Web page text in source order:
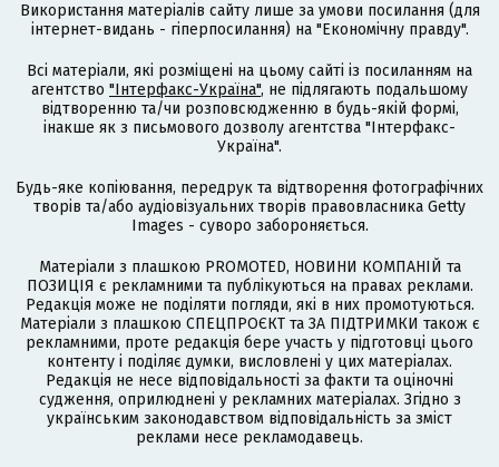
Використання матеріалів сайту лише за умови посилання (для
інтернет-видань - гіперпосилання) на "Економічну правду".
Всі матеріали, які розміщені на цьому сайті із посиланням на
агентство "Інтерфакс-Україна", не підлягають подальшому
відтворенню та/чи розповсюдженню в будь-якій формі,
інакше як з письмового дозволу агентства "Інтерфакс-
Україна".
Будь-яке копіювання, передрук та відтворення фотографічних
творів та/або аудіовізуальних творів правовласника Getty
Images - суворо забороняється.
Матеріали з плашкою PROMOTED, НОВИНИ КОМПАНІЙ та
ПОЗИЦІЯ є рекламними та публікуються на правах реклами.
Редакція може не поділяти погляди, які в них промотуються.
Матеріали з плашкою СПЕЦПРОЄКТ та ЗА ПІДТРИМКИ також є
рекламними, проте редакція бере участь у підготовці цього
контенту і поділяє думки, висловлені у цих матеріалах.
Редакція не несе відповідальності за факти та оціночні
судження, оприлюднені у рекламних матеріалах. Згідно з
українським законодавством відповідальність за зміст
реклами несе рекламодавець.